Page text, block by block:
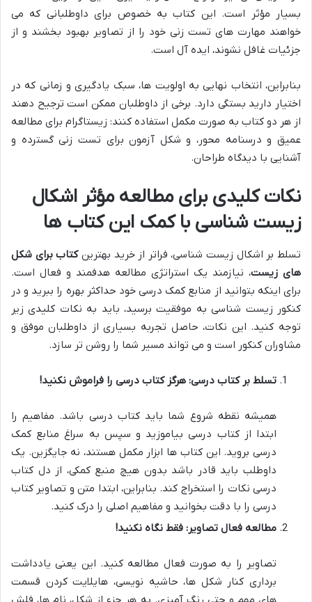
بسیار مؤثر است. این کتاب به خصوص برای داوطلبانی که می
خواهند مهارت های تست زنی خود را از تصاویر بهبود بخشند و از
جزئیات غافل نشوند، ایده آل است.
بنابراین، انتخاب نهایی به اولویت ها، سبک یادگیری و زمانی که در
اختیار دارید بستگی دارد. برخی از داوطلبان ممکن است ترجیح دهند
از هر دو کتاب به صورت مکمل استفاده کنند: زیستاگرام برای مطالعه
عمیق و درسنامه محور، و شکل آزمون برای تست زنی گسترده و
آشنایی با دیدگاه طراحان.
نکات کلیدی برای مطالعه مؤثر اشکال
زیست شناسی با کمک این کتاب ها
تسلط بر اشکال زیست شناسی، فراتر از خرید بهترینکتاب برای شکل
های زیست، نیازمند یک استراتژی مطالعه هدفمند و فعال است.
برای اینکه بتوانید از منابع کمک درسی خود حداکثر بهره را ببرید و در
کنکور زیست شناسی به موفقیت برسید، باید به نکات کلیدی زیر
توجه کنید. این نکات، حاصل تجربه بسیاری از داوطلبان موفق و
مشاوران کنکور است و می تواند مسیر شما را روشن تر سازد.
تسلط بر کتاب درسی: هرگز کتاب درسی را فراموش نکنید!
همیشه نقطه شروع شما باید کتاب درسی باشد. مفاهیم را
ابتدا از کتاب درسی بیاموزید و سپس به سراغ منابع کمک
درسی بروید. این کتاب ها ابزار مکمل هستند، نه جایگزین. یک
داوطلب باید قادر باشد بدون هیچ منبع کمکی، از دل کتاب
درسی نکات را استخراج کند. بنابراین، ابتدا متن و تصاویر کتاب
درسی را با دقت بخوانید و مفاهیم اصلی را درک کنید.
مطالعه فعال تصاویر: فقط نگاه نکنید!
تصاویر را به صورت فعال مطالعه کنید. این یعنی یادداشت
برداری کنار شکل ها، حاشیه نویسی، هایلایت کردن قسمت